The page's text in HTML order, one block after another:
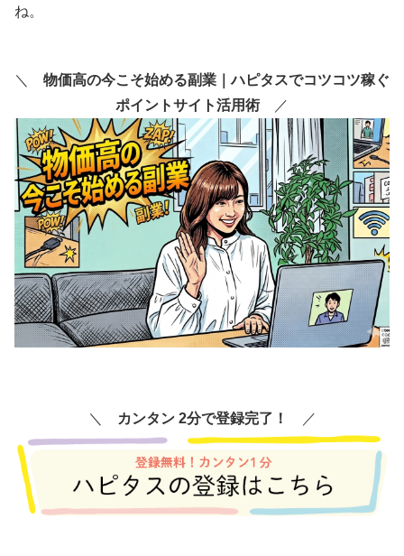
ね。
＼ 物価高の今こそ始める副業｜ハピタスでコツコツ稼ぐ
ポイントサイト活用術 ／
＼ カンタン 2分で登録完了！ ／